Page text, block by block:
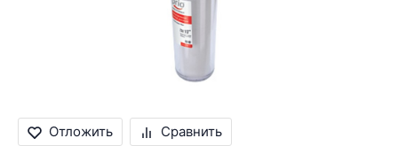
Отложить Сравнить